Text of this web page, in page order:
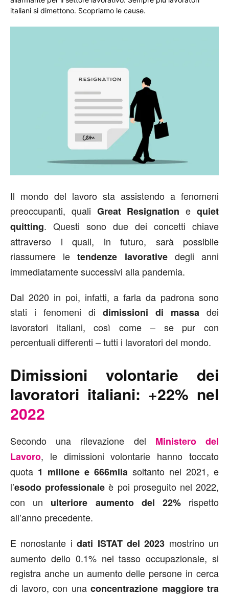
italiani si dimettono. Scopriamo le cause.
Il mondo del lavoro sta assistendo a fenomeni
preoccupanti, quali Great Resignation equiet
quitting. Questi sono due dei concetti chiave
attraverso i quali, in futuro, sarà possibile
riassumere letendenze lavorativedegli anni
immediatamente successivi alla pandemia.
Dal 2020 in poi, infatti, a farla da padrona sono
stati i fenomeni di dimissioni di massa dei
lavoratori italiani, così come – se pur con
percentuali differenti – tutti i lavoratori del mondo.
Dimissioni volontarie dei
lavoratori italiani: +22% nel
2022
Secondo una rilevazione del Ministero del
Lavoro, le dimissioni volontarie hanno toccato
quota 1 milione e 666mila soltanto nel 2021, e
l’esodo professionaleè poi proseguito nel 2022,
con un ulteriore aumento del 22%rispetto
all’anno precedente.
E nonostante idati ISTAT del 2023 mostrino un
aumento dello 0.1% nel tasso occupazionale, si
registra anche un aumento delle persone in cerca
di lavoro, con una concentrazione maggiore tra